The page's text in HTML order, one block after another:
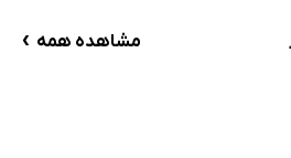
مشاهده همه ›